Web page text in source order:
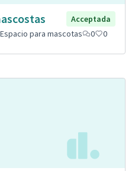
Acceptada
Espacio para mascotas 0 0